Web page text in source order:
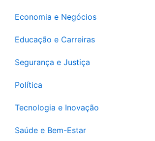
Economia e Negócios
Educação e Carreiras
Segurança e Justiça
Política
Tecnologia e Inovação
Saúde e Bem-Estar